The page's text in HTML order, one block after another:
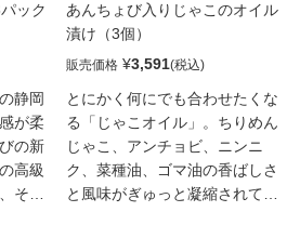
酒は
ック
静岡
が柔
の新
高級
その
あんちょび入りじゃこのオイル
漬け（3個）
販売価格 ¥3,591
とにかく何にでも合わせたくな
る「じゃこオイル」。ちりめん
じゃこ、アンチョビ、ニンニ
ク、菜種油、ゴマ油の香ばしさ
と風味がぎゅっと凝縮されてい